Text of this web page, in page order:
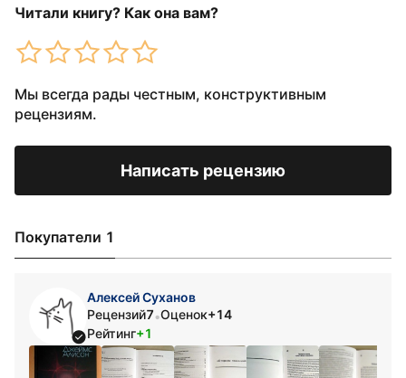
Читали книгу? Как она вам?
Мы всегда рады честным, конструктивным
рецензиям.
Написать рецензию
Покупатели 1
Алексей Суханов
Рецензий7•Оценок+14
Рейтинг+1